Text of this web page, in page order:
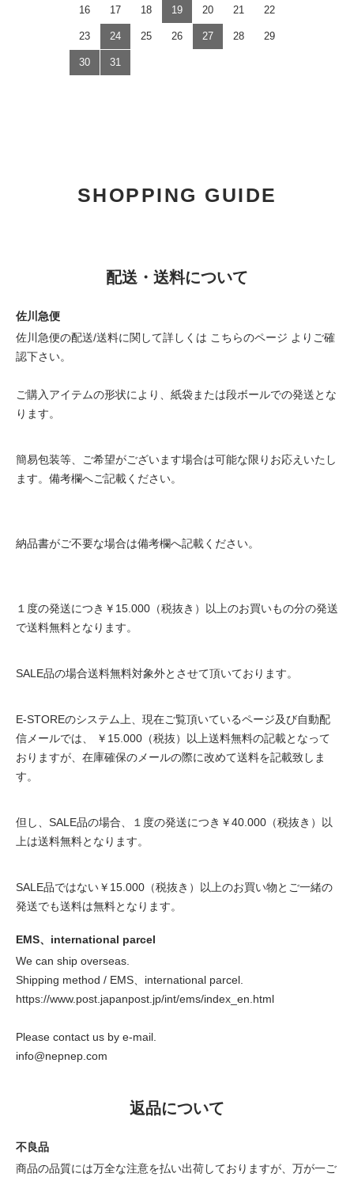
16 17 18 19 20 21 22
23 24 25 26 27 28 29
30 31
SHOPPING GUIDE
配送・送料について
佐川急便
佐川急便の配送/送料に関して詳しくは こちらのページ よりご確
認下さい。
ご購入アイテムの形状により、紙袋または段ボールでの発送とな
ります。
簡易包装等、ご希望がございます場合は可能な限りお応えいたし
ます。備考欄へご記載ください。
納品書がご不要な場合は備考欄へ記載ください。
１度の発送につき￥15.000（税抜き）以上のお買いもの分の発送
で送料無料となります。
SALE品の場合送料無料対象外とさせて頂いております。
E-STOREのシステム上、現在ご覧頂いているページ及び自動配
信メールでは、 ￥15.000（税抜）以上送料無料の記載となって
おりますが、在庫確保のメールの際に改めて送料を記載致しま
す。
但し、SALE品の場合、１度の発送につき￥40.000（税抜き）以
上は送料無料となります。
SALE品ではない￥15.000（税抜き）以上のお買い物とご一緒の
発送でも送料は無料となります。
EMS、international parcel
We can ship overseas.
Shipping method / EMS、international parcel.
https://www.post.japanpost.jp/int/ems/index_en.html
Please contact us by e-mail.
info@nepnep.com
返品について
不良品
商品の品質には万全な注意を払い出荷しておりますが、万が一ご